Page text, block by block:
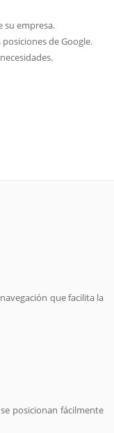
su empresa.
de Google.
que facilita la
posicionan fácilmente